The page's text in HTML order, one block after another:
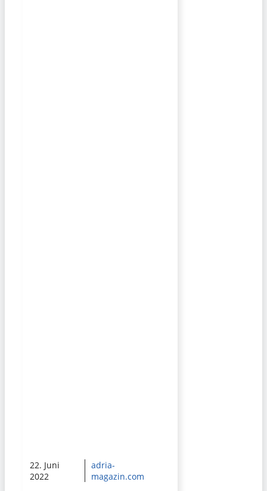
22. Juni
2022
adria-
magazin.com